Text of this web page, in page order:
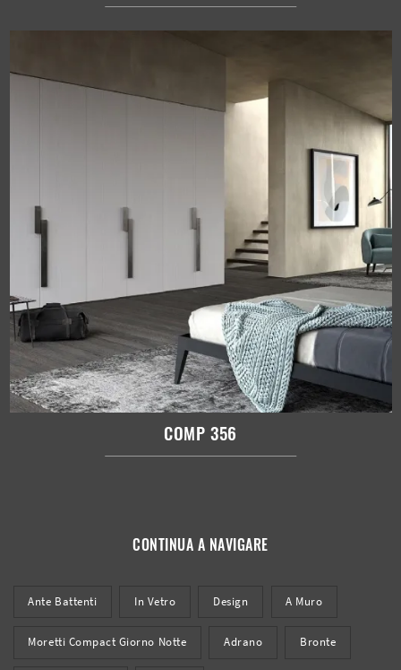
COMP 356
CONTINUA A NAVIGARE
Ante Battenti In Vetro Design A Muro
Moretti Compact Giorno Notte Adrano Bronte